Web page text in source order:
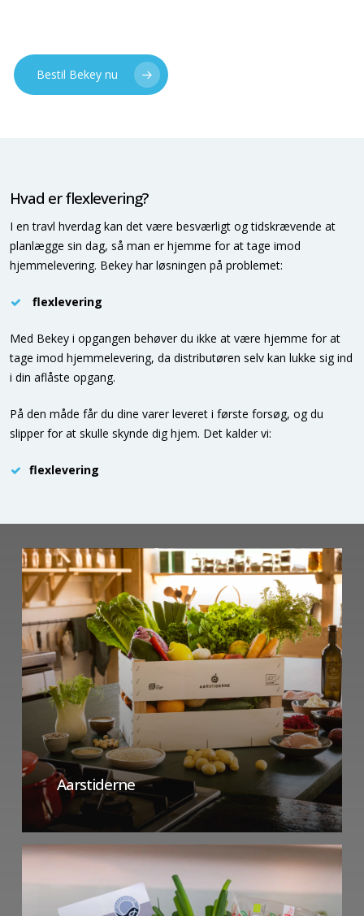
Bestil Bekey nu
Hvad er flexlevering?
I en travl hverdag kan det være besværligt og tidskrævende at
planlægge sin dag, så man er hjemme for at tage imod
hjemmelevering. Bekey har løsningen på problemet:
flexlevering
Med Bekey i opgangen behøver du ikke at være hjemme for at
tage imod hjemmelevering, da distributøren selv kan lukke sig ind
i din aflåste opgang.
På den måde får du dine varer leveret i første forsøg, og du
slipper for at skulle skynde dig hjem. Det kalder vi:
flexlevering
Aarstiderne